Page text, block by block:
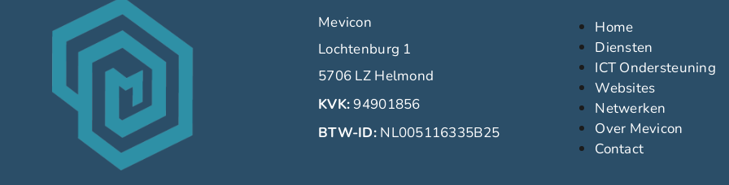
Mevicon
Lochtenburg 1
5706 LZ Helmond
KVK: 94901856
BTW-ID: NL005116335B25
Home
Diensten
ICT Ondersteuning
Websites
Netwerken
Over Mevicon
Contact